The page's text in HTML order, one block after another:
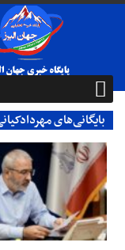
بایگانی‌های